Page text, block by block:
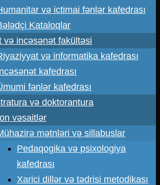
və ictimai fənlər kafedrası
Kataloqlar
və incəsənət fakültəsi
və informatika kafedrası
kafedrası
fənlər kafedrası
və doktorantura
vəsaitlər
mətnləri və sillabuslar
Pedaqogika və psixologiya
kafedrası
Xarici dillər və tədrisi metodikası